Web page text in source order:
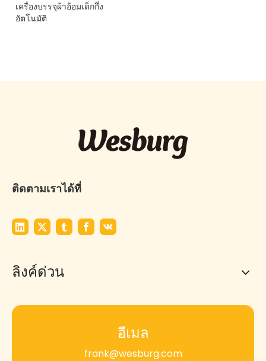
เครื่องบรรจุผ้าอ้อมเด็กกึ่ง
อัตโนมัติ
ติดตามเราได้ที่
ลิงค์ด่วน
อีเมล
frank@wesburg.com